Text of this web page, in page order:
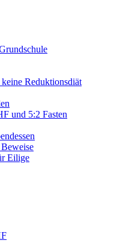
Reduktionsdiät
und 5:2 Fasten
Eilige